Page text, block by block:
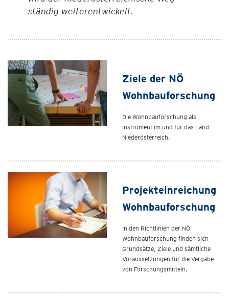
ständig weiterentwickelt.
Ziele der NÖ
Wohnbauforschung
Die Wohnbauforschung als
Instrument im und für das Land
Niederösterreich.
Projekteinreichung
Wohnbauforschung
In den Richtlinien der NÖ
Wohnbauforschung finden sich
Grundsätze, Ziele und sämtliche
Voraussetzungen für die Vergabe
von Forschungsmitteln.